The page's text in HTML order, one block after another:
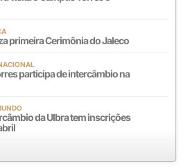
primeira Cerimônia do Jaleco
participa de intercâmbio na
da Ulbra tem inscrições